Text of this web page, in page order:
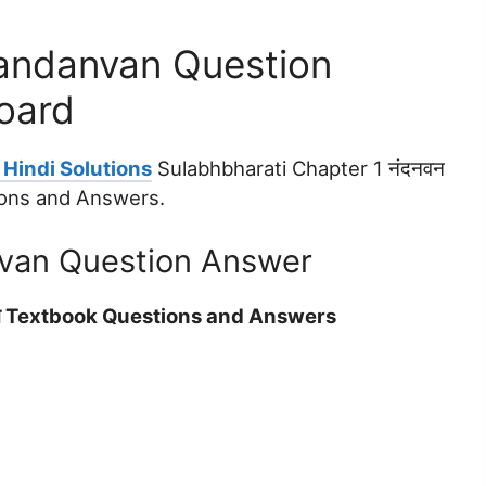
Question
Solutions Sulabhbharati Chapter 1 नंदनवन
and Answers.
Question Answer
Questions and Answers